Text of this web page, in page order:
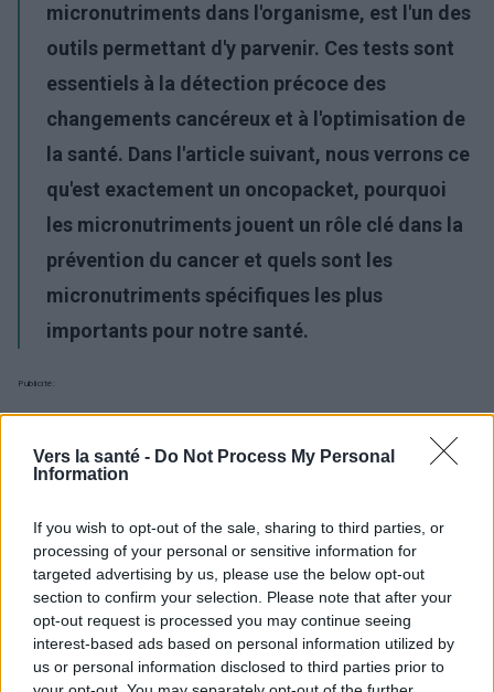
Vers la santé - Do Not Process My Personal
Information
If you wish to opt-out of the sale, sharing to third parties, or
processing of your personal or sensitive information for
targeted advertising by us, please use the below opt-out
section to confirm your selection. Please note that after your
opt-out request is processed you may continue seeing
interest-based ads based on personal information utilized by
us or personal information disclosed to third parties prior to
micronutriments dans l'organisme, est l'un des
outils permettant d'y parvenir. Ces tests sont
essentiels à la détection précoce des
changements cancéreux et à l'optimisation de
la santé. Dans l'article suivant, nous verrons ce
qu'est exactement un oncopacket, pourquoi
les micronutriments jouent un rôle clé dans la
prévention du cancer et quels sont les
micronutriments spécifiques les plus
importants pour notre santé.
Publicité: